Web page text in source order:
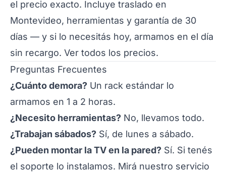
el precio exacto. Incluye traslado en
Montevideo, herramientas y garantía de 30
días — y si lo necesitás hoy, armamos en el día
sin recargo. Ver todos los precios.
Preguntas Frecuentes
¿Cuánto demora? Un rack estándar lo
armamos en 1 a 2 horas.
¿Necesito herramientas? No, llevamos todo.
¿Trabajan sábados? Sí, de lunes a sábado.
¿Pueden montar la TV en la pared? Sí. Si tenés
el soporte lo instalamos. Mirá nuestro servicio